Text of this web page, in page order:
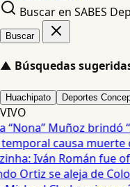
Buscar en SABES
Buscar
▲ Búsquedas
Huachipato Deportes
VIVO
Muñoz brindó
causa muerte
Iván Román fue
Ortiz se aleja de Colo